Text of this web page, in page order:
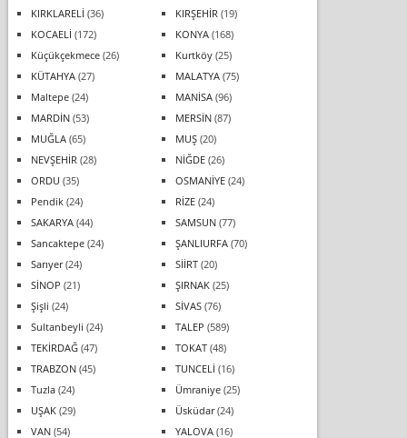
KIRKLARELİ (36) KIRŞEHİR (19)
KOCAELİ (172) KONYA(168)
Küçükçekmece(26) Kurtköy(25)
KÜTAHYA(27) MALATYA(75)
Maltepe(24) MANİSA(96)
MARDİN(53) MERSİN(87)
MUĞLA(65) MUŞ(20)
NEVŞEHİR (28) NİĞDE(26)
ORDU (35) OSMANİYE(24)
Pendik(24) RİZE(24)
SAKARYA(44) SAMSUN(77)
Sancaktepe(24) ŞANLIURFA(70)
Sarıyer(24) SİİRT(20)
SİNOP (21) ŞIRNAK(25)
Şişli (24) SİVAS(76)
Sultanbeyli (24) TALEP (589)
TEKİRDAĞ(47) TOKAT(48)
TRABZON(45) TUNCELİ (16)
Tuzla(24) Ümraniye(25)
UŞAK(29) Üsküdar(24)
VAN(54) YALOVA(16)